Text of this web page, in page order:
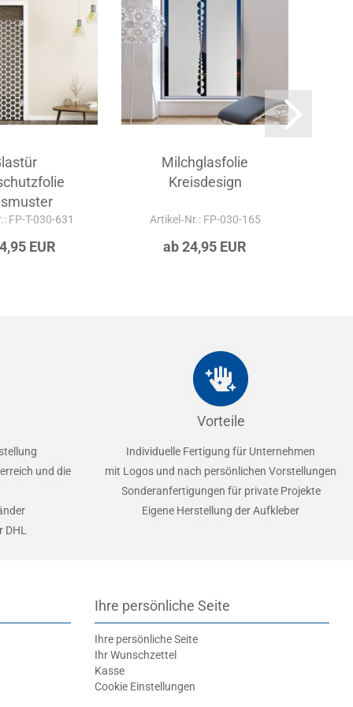
FP-T-030-631
EUR
Milchglasfolie
Kreisdesign
Artikel‑Nr.: FP-030-165
ab 24,95 EUR
und die
Vorteile
Individuelle Fertigung für Unternehmen
mit Logos und nach persönlichen Vorstellungen
Sonderanfertigungen für private Projekte
Eigene Herstellung der Aufkleber
Ihre persönliche Seite
Ihre persönliche Seite
Ihr Wunschzettel
Kasse
Cookie Einstellungen